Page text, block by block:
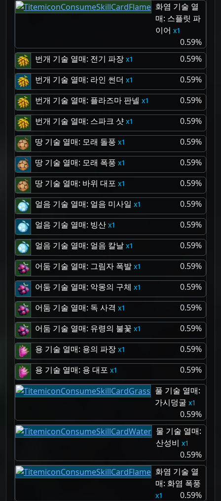
화염 기술 열
매: 스플릿 파
이어
1
0.59%
번개 기술 열매: 전기 파장
1
0.59%
번개 기술 열매: 라인 썬더
1
0.59%
번개 기술 열매: 플라즈마 판넬
1
0.59%
번개 기술 열매: 스파크 샷
1
0.59%
땅 기술 열매: 모래 돌풍
1
0.59%
땅 기술 열매: 모래 폭풍
1
0.59%
땅 기술 열매: 바위 대포
1
0.59%
얼음 기술 열매: 얼음 미사일
1
0.59%
얼음 기술 열매: 빙산
1
0.59%
얼음 기술 열매: 얼음 칼날
1
0.59%
어둠 기술 열매: 그림자 폭발
1
0.59%
어둠 기술 열매: 악몽의 구체
1
0.59%
어둠 기술 열매: 독 사격
1
0.59%
어둠 기술 열매: 유령의 불꽃
1
0.59%
용 기술 열매: 용의 파장
1
0.59%
용 기술 열매: 용 대포
1
0.59%
풀 기술 열매:
가시덩굴
1
0.59%
물 기술 열매:
산성비
1
0.59%
화염 기술 열
매: 화염 폭풍
1
0.59%